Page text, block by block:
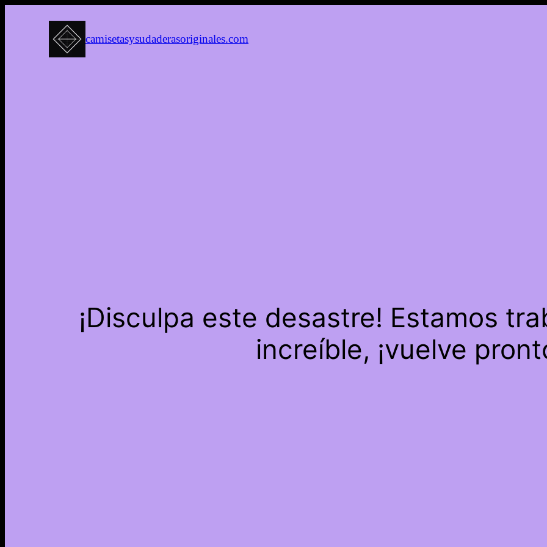
camisetasysudaderasoriginales.com
¡Disculpa este desastre! Estamos
increíble, ¡vuelve